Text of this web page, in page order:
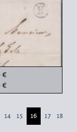
€
€
14 15 16 17 18